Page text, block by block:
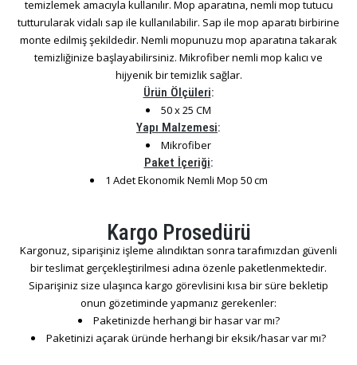
temizlemek amacıyla kullanılır. Mop aparatına, nemli mop tutucu
tutturularak vidalı sap ile kullanılabilir. Sap ile mop aparatı birbirine
monte edilmiş şekildedir. Nemli mopunuzu mop aparatına takarak
temizliğinize başlayabilirsiniz. Mikrofiber nemli mop kalıcı ve
hijyenik bir temizlik sağlar.
Ürün Ölçüleri:
50 x 25 CM
Yapı Malzemesi:
Mikrofiber
Paket İçeriği:
1 Adet Ekonomik Nemli Mop 50 cm
Kargo Prosedürü
Kargonuz, siparişiniz işleme alındıktan sonra tarafımızdan güvenli
bir teslimat gerçekleştirilmesi adına özenle paketlenmektedir.
Siparişiniz size ulaşınca kargo görevlisini kısa bir süre bekletip
onun gözetiminde yapmanız gerekenler:
Paketinizde herhangi bir hasar var mı?
Paketinizi açarak üründe herhangi bir eksik/hasar var mı?